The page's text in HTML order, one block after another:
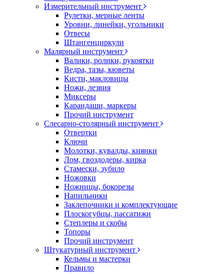
Измерительный инструмент
Рулетки, мерные ленты
Уровни, линейки, угольники
Отвесы
Штангенциркули
Малярный инструмент
Валики, ролики, рукоятки
Ведра, тазы, кюветы
Кисти, макловицы
Ножи, лезвия
Миксеры
Карандаши, маркеры
Прочий инструмент
Слесарно-столярный инструмент
Отвертки
Ключи
Молотки, кувалды, киянки
Лом, гвоздодеры, кирка
Стамески, зубило
Ножовки
Ножницы, бокорезы
Напильники
Заклепочники и комплектующие
Плоскогубцы, пассатижи
Степлеры и скобы
Топоры
Прочий инструмент
Штукатурный инструмент
Кельмы и мастерки
Правило